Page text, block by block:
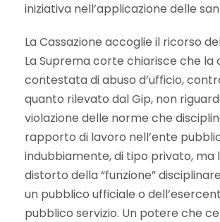
iniziativa nell’applicazione delle
La Cassazione accoglie il ricorso
La Suprema corte chiarisce che
contestata di abuso d’ufficio,
quanto rilevato dal Gip, non
violazione delle norme che
rapporto di lavoro nell’ente
indubbiamente, di tipo privato, ma
distorto della “funzione”
un pubblico ufficiale o
pubblico servizio. Un potere che